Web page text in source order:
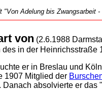
"Von Adelung bis Zwangsarbeit
von (2.6.1988
des in der
er in Breslau und
1907 Mitglied der
Danach absolvierte er